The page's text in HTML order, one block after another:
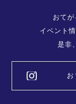
おてが
イベント
是非